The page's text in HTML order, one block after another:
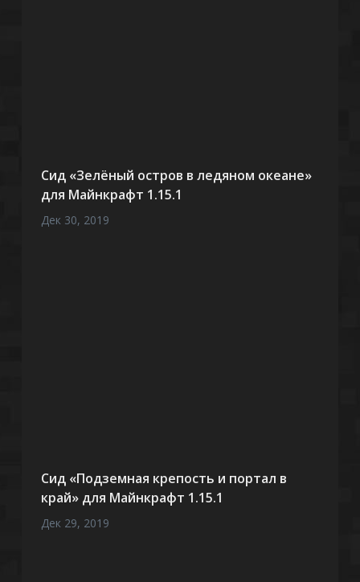
Сид «Зелёный остров в ледяном океане»
для Майнкрафт 1.15.1
Дек 30, 2019
Сид «Подземная крепость и портал в
край» для Майнкрафт 1.15.1
Дек 29, 2019